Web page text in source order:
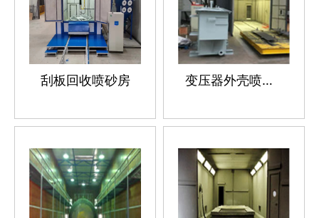
刮板回收喷砂房 变压器外壳喷砂房